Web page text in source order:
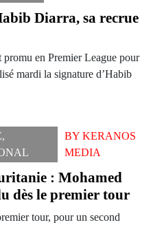
Diarra, sa recrue
en Premier League pour
mardi la signature d’Habib
,
BY KERANOS
MEDIA
: Mohamed
dès le premier tour
tour, pour un second